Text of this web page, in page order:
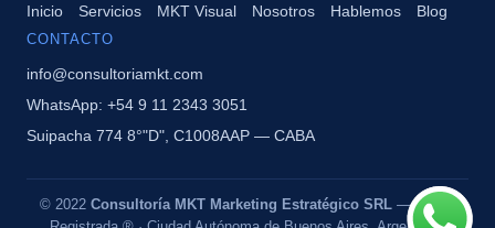
Inicio Servicios MKT Visual Nosotros Hablemos Blog
CONTACTO
info@consultoriamkt.com
WhatsApp: +54 9 11 2343 3051
Suipacha 774 8°"D", C1008AAP — CABA
© 2022 Consultoría MKT Marketing Estratégico SRL — Marca